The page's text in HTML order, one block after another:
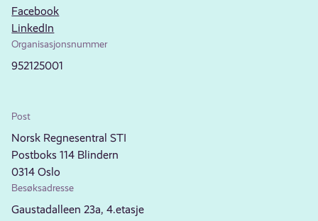
Facebook
LinkedIn
Organisasjonsnummer
952125001
Post
Norsk Regnesentral STI
Postboks 114 Blindern
0314 Oslo
Besøksadresse
Gaustadalleen 23a, 4.etasje